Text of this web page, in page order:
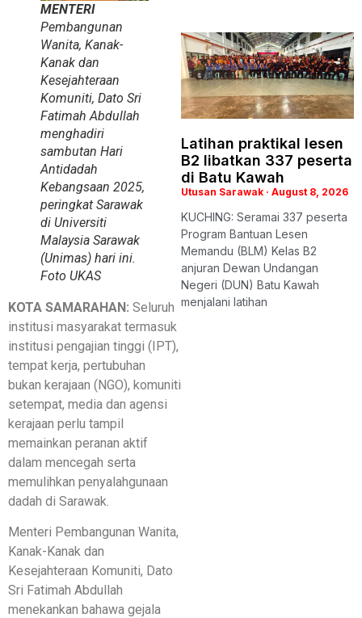
MENTERI
Pembangunan
Wanita, Kanak-
Kanak dan
Kesejahteraan
Komuniti, Dato Sri
Fatimah Abdullah
menghadiri
sambutan Hari
Antidadah
Kebangsaan 2025,
peringkat Sarawak
di Universiti
Malaysia Sarawak
(Unimas) hari ini.
Foto UKAS
KOTA SAMARAHAN: Seluruh
institusi masyarakat termasuk
institusi pengajian tinggi (IPT),
tempat kerja, pertubuhan
bukan kerajaan (NGO), komuniti
setempat, media dan agensi
kerajaan perlu tampil
memainkan peranan aktif
dalam mencegah serta
memulihkan penyalahgunaan
dadah di Sarawak.
Menteri Pembangunan Wanita,
Kanak-Kanak dan
Kesejahteraan Komuniti, Dato
Sri Fatimah Abdullah
menekankan bahawa gejala
Latihan praktikal lesen
B2 libatkan 337 peserta
di Batu Kawah
Utusan Sarawak August 8, 2026
KUCHING: Seramai 337 peserta
Program Bantuan Lesen
Memandu (BLM) Kelas B2
anjuran Dewan Undangan
Negeri (DUN) Batu Kawah
menjalani latihan